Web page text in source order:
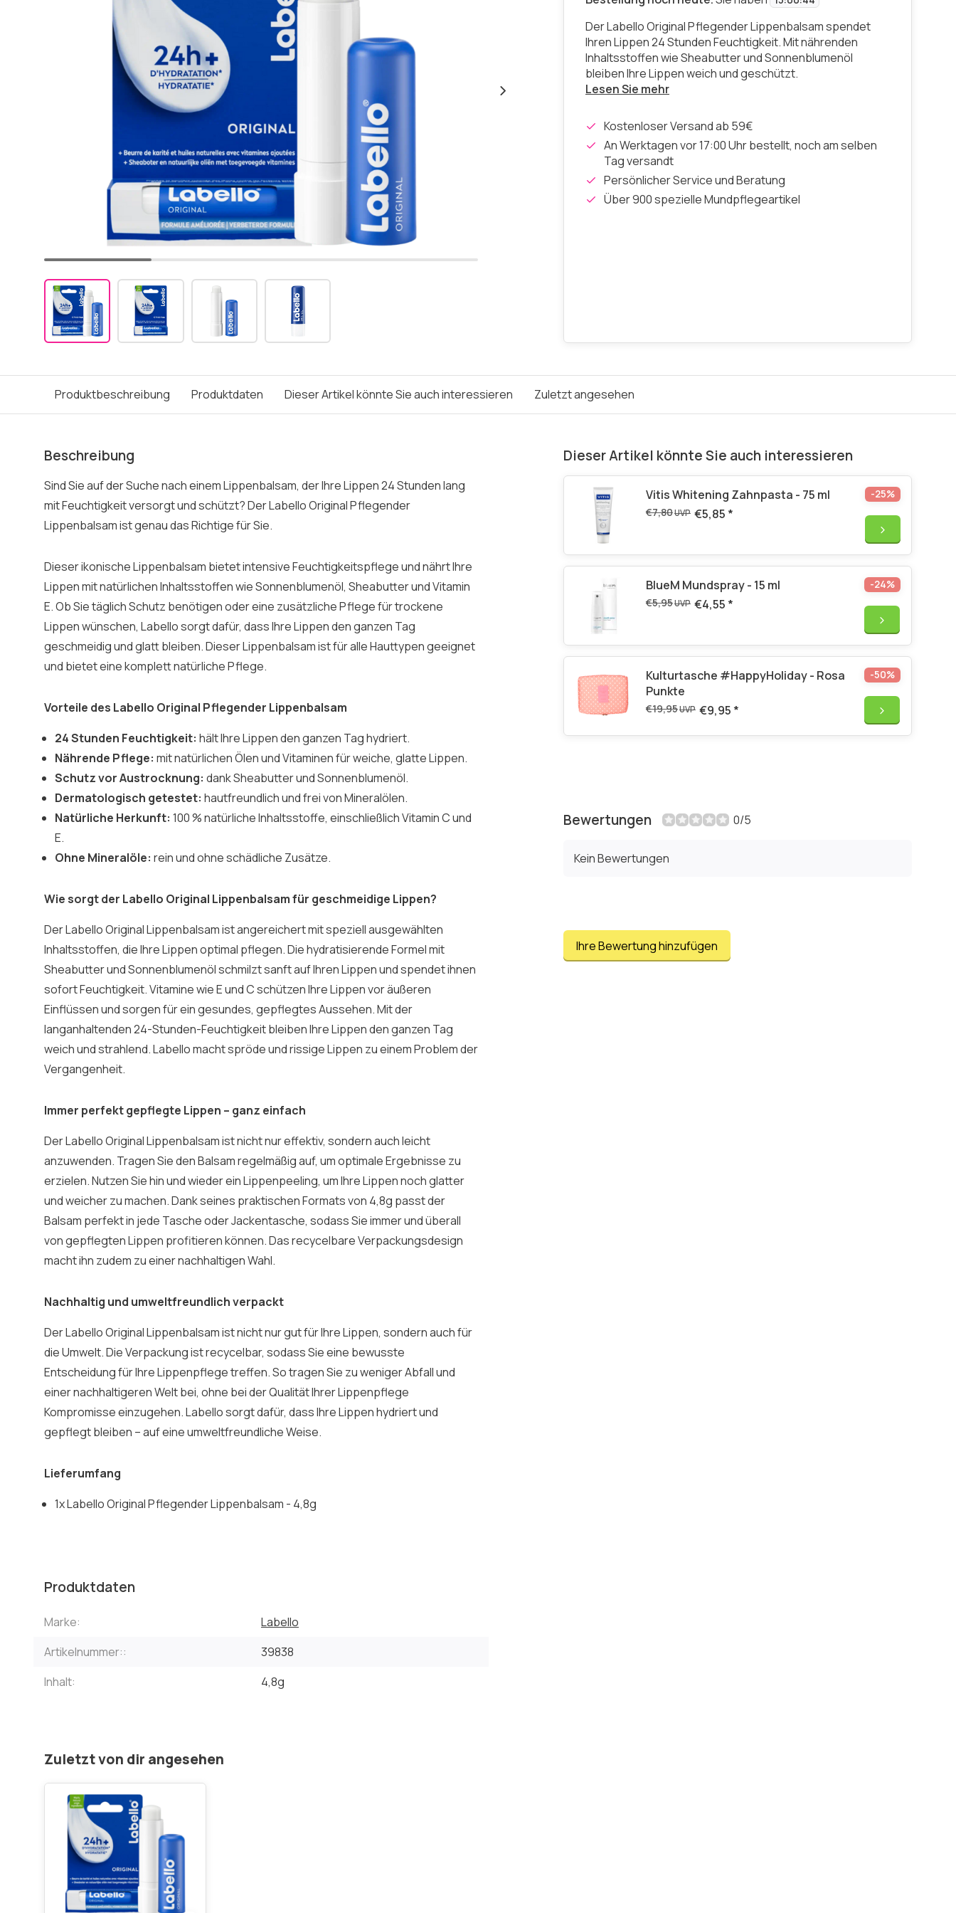
Der Labello Original Pflegender Lippenbalsam spendet
Ihren Lippen 24 Stunden Feuchtigkeit. Mit nährenden
Inhaltsstoffen wie Sheabutter und Sonnenblumenöl
bleiben Ihre Lippen weich und geschützt.
Lesen Sie mehr
Kostenloser Versand ab 59€
An Werktagen vor 17:00 Uhr bestellt, noch am selben
Tag versandt
Persönlicher Service und Beratung
Über 900 spezielle Mundpflegeartikel
Produktbeschreibung Produktdaten Dieser Artikel könnte Sie auch interessieren Zuletzt angesehen
Beschreibung
Sind Sie auf der Suche nach einem Lippenbalsam, der Ihre Lippen 24 Stunden lang
mit Feuchtigkeit versorgt und schützt? Der Labello Original Pflegender
Lippenbalsam ist genau das Richtige für Sie.
Dieser ikonische Lippenbalsam bietet intensive Feuchtigkeitspflege und nährt Ihre
Lippen mit natürlichen Inhaltsstoffen wie Sonnenblumenöl, Sheabutter und Vitamin
E. Ob Sie täglich Schutz benötigen oder eine zusätzliche Pflege für trockene
Lippen wünschen, Labello sorgt dafür, dass Ihre Lippen den ganzen Tag
geschmeidig und glatt bleiben. Dieser Lippenbalsam ist für alle Hauttypen geeignet
und bietet eine komplett natürliche Pflege.
Vorteile des Labello Original Pflegender Lippenbalsam
24 Stunden Feuchtigkeit: hält Ihre Lippen den ganzen Tag hydriert.
Nährende Pflege: mit natürlichen Ölen und Vitaminen für weiche, glatte Lippen.
Schutz vor Austrocknung: dank Sheabutter und Sonnenblumenöl.
Dermatologisch getestet: hautfreundlich und frei von Mineralölen.
Natürliche Herkunft: 100 % natürliche Inhaltsstoffe, einschließlich Vitamin C und
E.
Ohne Mineralöle: rein und ohne schädliche Zusätze.
Wie sorgt der Labello Original Lippenbalsam für geschmeidige Lippen?
Der Labello Original Lippenbalsam ist angereichert mit speziell ausgewählten
Inhaltsstoffen, die Ihre Lippen optimal pflegen. Die hydratisierende Formel mit
Sheabutter und Sonnenblumenöl schmilzt sanft auf Ihren Lippen und spendet ihnen
sofort Feuchtigkeit. Vitamine wie E und C schützen Ihre Lippen vor äußeren
Einflüssen und sorgen für ein gesundes, gepflegtes Aussehen. Mit der
langanhaltenden 24-Stunden-Feuchtigkeit bleiben Ihre Lippen den ganzen Tag
weich und strahlend. Labello macht spröde und rissige Lippen zu einem Problem der
Vergangenheit.
Immer perfekt gepflegte Lippen – ganz einfach
Der Labello Original Lippenbalsam ist nicht nur effektiv, sondern auch leicht
anzuwenden. Tragen Sie den Balsam regelmäßig auf, um optimale Ergebnisse zu
erzielen. Nutzen Sie hin und wieder ein Lippenpeeling, um Ihre Lippen noch glatter
und weicher zu machen. Dank seines praktischen Formats von 4,8g passt der
Balsam perfekt in jede Tasche oder Jackentasche, sodass Sie immer und überall
von gepflegten Lippen profitieren können. Das recycelbare Verpackungsdesign
macht ihn zudem zu einer nachhaltigen Wahl.
Nachhaltig und umweltfreundlich verpackt
Der Labello Original Lippenbalsam ist nicht nur gut für Ihre Lippen, sondern auch für
die Umwelt. Die Verpackung ist recycelbar, sodass Sie eine bewusste
Entscheidung für Ihre Lippenpflege treffen. So tragen Sie zu weniger Abfall und
einer nachhaltigeren Welt bei, ohne bei der Qualität Ihrer Lippenpflege
Kompromisse einzugehen. Labello sorgt dafür, dass Ihre Lippen hydriert und
gepflegt bleiben – auf eine umweltfreundliche Weise.
Lieferumfang
1x Labello Original Pflegender Lippenbalsam - 4,8g
Produktdaten
Marke:
Labello
Artikelnummer::
39838
Inhalt:
4,8g
Dieser Artikel könnte Sie auch interessieren
Vitis Whitening Zahnpasta - 75 ml
€7,80UVP €5,85 *
-25%
BlueM Mundspray - 15 ml
€5,95UVP €4,55 *
-24%
Kulturtasche #HappyHoliday - Rosa
Punkte
€19,95UVP €9,95 *
-50%
Bewertungen 0/5
Kein Bewertungen
Ihre Bewertung hinzufügen
Zuletzt von dir angesehen